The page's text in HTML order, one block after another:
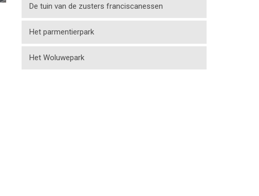
De tuin van de zusters franciscanessen
Het parmentierpark
Het Woluwepark